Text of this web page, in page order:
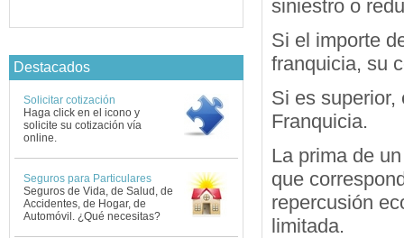
Destacados
Solicitar cotización
Haga click en el icono y
solicite su cotización vía
online.
Seguros para Particulares
Seguros de Vida, de Salud, de
Accidentes, de Hogar, de
Automóvil. ¿Qué necesitas?
siniestro o
Si el importe
franquicia, su
Si es superior,
Franquicia.
La prima de
que
repercusión
limitada.